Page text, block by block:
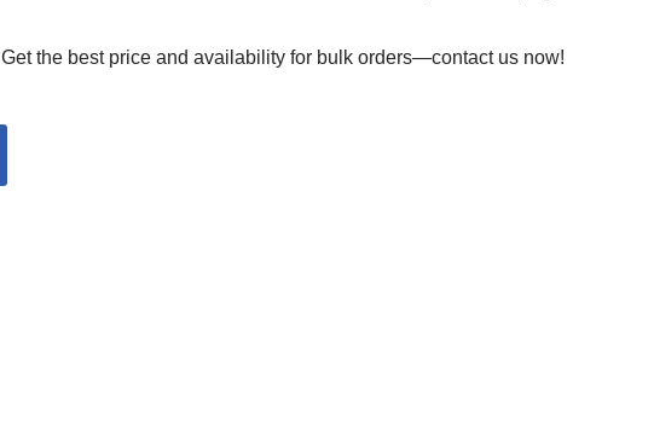
Get the best price and availability for bulk orders—contact us now!